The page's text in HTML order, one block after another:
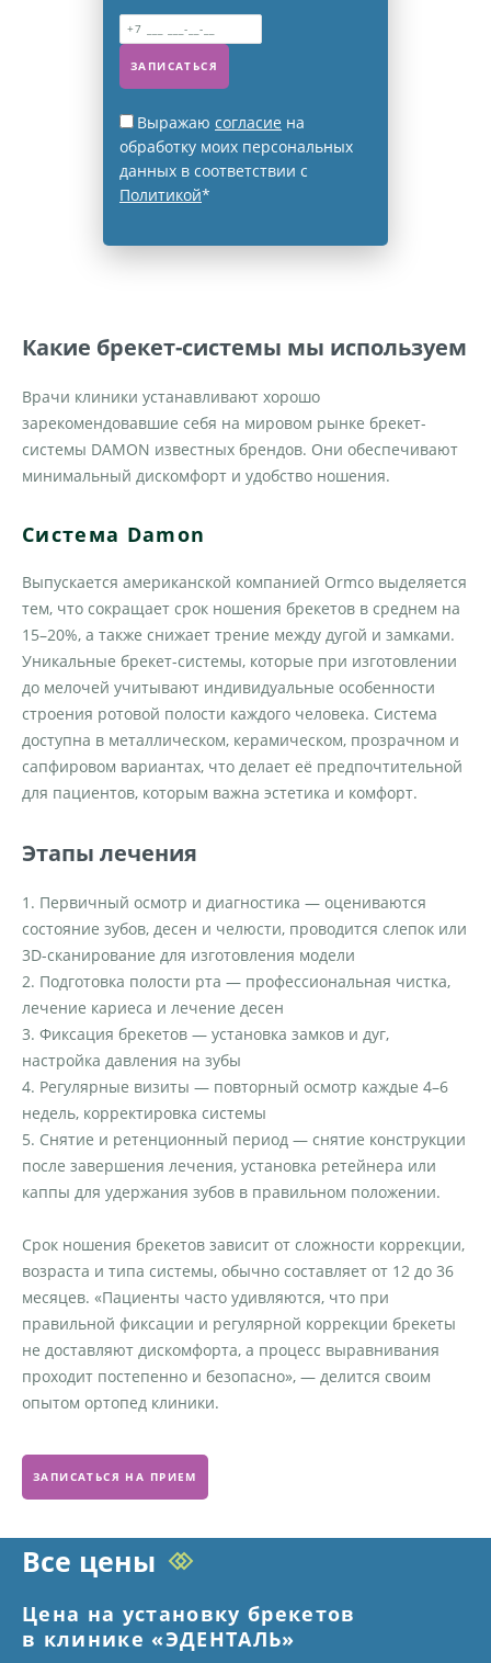
ЗАПИСАТЬСЯ
Выражаю согласие на
обработку моих персональных
данных в соответствии с
Политикой*
Какие брекет-системы мы используем
Врачи клиники устанавливают хорошо
зарекомендовавшие себя на мировом рынке брекет-
системы DAMON известных брендов. Они обеспечивают
минимальный дискомфорт и удобство ношения.
Система Damon
Выпускается американской компанией Ormco выделяется
тем, что сокращает срок ношения брекетов в среднем на
15–20%, а также снижает трение между дугой и замками.
Уникальные брекет-системы, которые при изготовлении
до мелочей учитывают индивидуальные особенности
строения ротовой полости каждого человека. Система
доступна в металлическом, керамическом, прозрачном и
сапфировом вариантах, что делает её предпочтительной
для пациентов, которым важна эстетика и комфорт.
Этапы лечения
1. Первичный осмотр и диагностика — оцениваются
состояние зубов, десен и челюсти, проводится слепок или
3D-сканирование для изготовления модели
2. Подготовка полости рта — профессиональная чистка,
лечение кариеса и лечение десен
3. Фиксация брекетов — установка замков и дуг,
настройка давления на зубы
4. Регулярные визиты — повторный осмотр каждые 4–6
недель, корректировка системы
5. Снятие и ретенционный период — снятие конструкции
после завершения лечения, установка ретейнера или
каппы для удержания зубов в правильном положении.
Срок ношения брекетов зависит от сложности коррекции,
возраста и типа системы, обычно составляет от 12 до 36
месяцев. «Пациенты часто удивляются, что при
правильной фиксации и регулярной коррекции брекеты
не доставляют дискомфорта, а процесс выравнивания
проходит постепенно и безопасно», — делится своим
опытом ортопед клиники.
ЗАПИСАТЬСЯ НА ПРИЕМ
Цена на установку брекетов
в клинике «ЭДЕНТАЛЬ»
Все цены